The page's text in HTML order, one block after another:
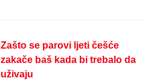
Zašto se parovi ljeti češće
zakače baš kada bi trebalo da
uživaju